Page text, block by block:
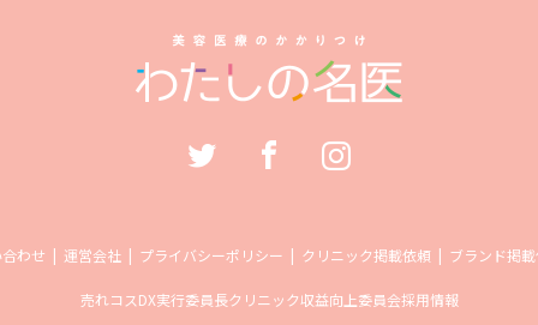
わせ 運営会社 プライバシーポリシー クリニック掲載依頼 ブランド掲
売れコスDX実行委員長クリニック収益向上委員会採用情報